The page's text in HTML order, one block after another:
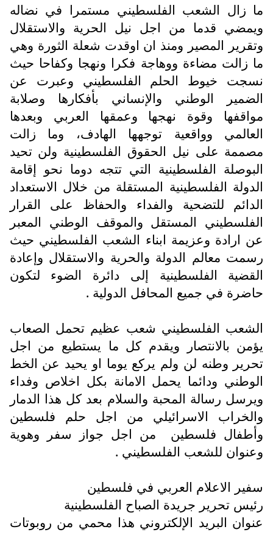
ما زال الشعب الفلسطيني مستمرا في نضاله
ويمضي قدما من اجل نيل الحرية والاستقلال
وتقرير المصير ومنذ ان اوقدت شعلة الثورة وهي
ما زالت مضاءة ووهاجة فكرا ونهجا وكفاحا حيث
نسجت خيوط الحلم الفلسطيني وعبرت عن
الضمير الوطني والإنساني بأفكارها وصلابة
مواقفها وقوة نهجها وعمقها العربي وبعدها
العالمي وواقعية توجهها الهادف، وما زالت
مصممة على نيل الحقوق الفلسطينية ولن تحيد
البوصلة الفلسطينية التي تتجه دوما نحو إقامة
الدولة الفلسطينية المستقلة من خلال الاستعداد
الدائم للتضحية والفداء والحفاظ على القرار
الفلسطيني المستقل والموقف الوطني المعبر
عن ارادة وعزيمة ابناء الشعب الفلسطيني حيث
رسمت معالم الدولة والحرية والاستقلال وإعادة
القضية الفلسطينية إلى دائرة الضوء لتكون
حاضرة في جميع المحافل الدولية .
الشعب الفلسطيني شعب عظيم تحمل الصعاب
يؤمن بالانتصار ويقدم كل ما يستطيع من اجل
تحرير وطنه لن ولم يركع يوما او يحيد عن الخط
الوطني ودائما يحمل الامانة بكل اخلاص وفداء
ويرسل رسالة المحبة والسلام بعد كل هذا الدمار
والخراب الاسرائيلي من اجل حلم فلسطين
وأطفال فلسطين
من اجل جواز سفر وهوية
وعنوان للشعب الفلسطيني .
سفير الاعلام العربي في فلسطين
رئيس تحرير جريدة الصباح الفلسطينية
عنوان البريد الإلكتروني هذا محمي من روبوتات